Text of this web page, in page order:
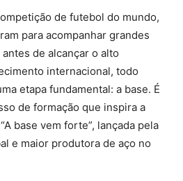
de futebol do mundo,
para acompanhar grandes
de alcançar o alto
internacional, todo
etapa fundamental: a base. É
de formação que inspira a
base vem forte”, lançada pela
e maior produtora de aço no